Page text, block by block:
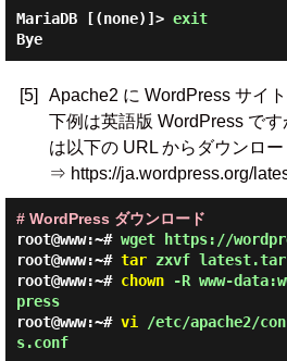
MariaDB [(none)]> exit
Bye
[5]
Apache2 に WordPress サイ
下例は英語版 WordPress で
は以下の URL からダウンロー
⇒ https://ja.wordpress.org/
# WordPress ダウンロード
root@www:~# wget https://
root@www:~# tarzxvf
root@www:~# chown-R www-
press
root@www:~# vi /etc/apache2/
s.conf